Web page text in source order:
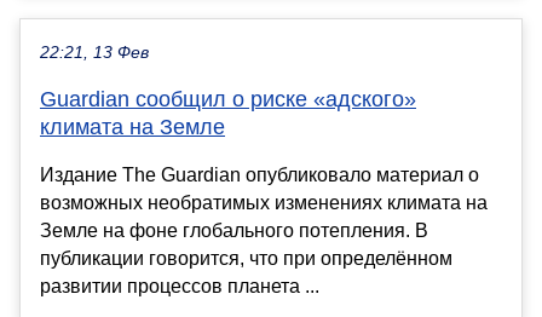
22:21, 13 Фев
Guardian сообщил о риске «адского»
климата на Земле
Издание The Guardian опубликовало материал о
возможных необратимых изменениях климата на
Земле на фоне глобального потепления. В
публикации говорится, что при определённом
развитии процессов планета ...